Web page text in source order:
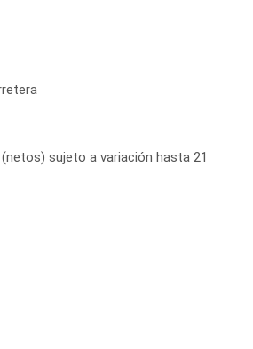
sujeto a variación hasta 21